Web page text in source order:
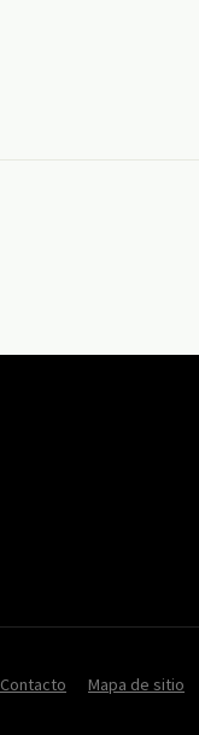
Contacto Mapa de sitio